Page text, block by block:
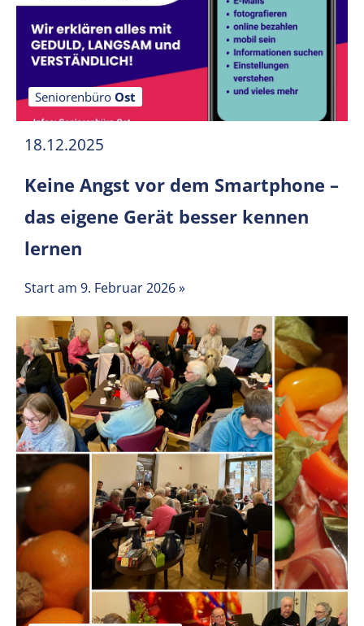
Seniorenbüro Ost
18.12.2025
Keine Angst vor dem Smartphone –
das eigene Gerät besser kennen
lernen
Start am 9. Februar 2026»